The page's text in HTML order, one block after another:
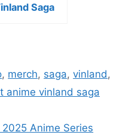
Saga
, merch, saga,vinland ,
anime vinland saga
Anime Series